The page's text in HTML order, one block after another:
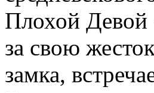
Плохой Девой
за свою
замка,